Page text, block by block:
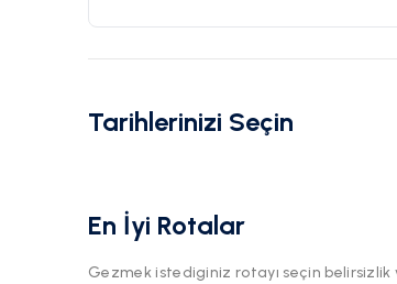
Tarihlerinizi Seçin
En İyi Rotalar
Gezmek istediginiz rotayı seçin